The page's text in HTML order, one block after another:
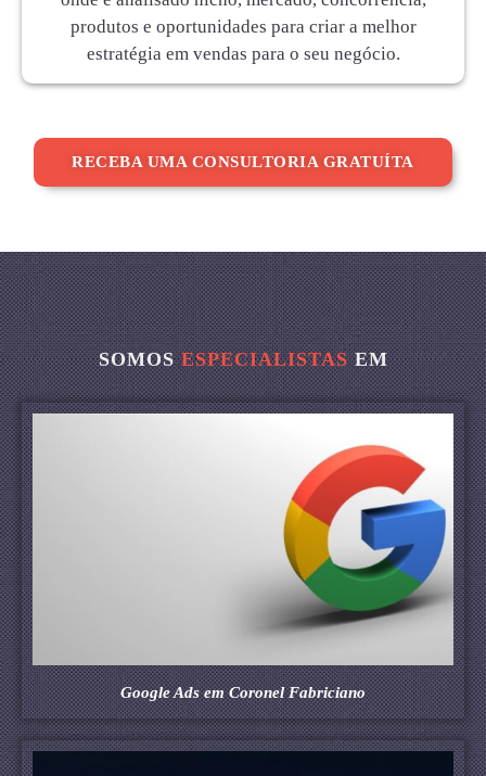
produtos e oportunidades para criar a melhor
estratégia em vendas para o seu negócio.
RECEBA UMA CONSULTORIA GRATUÍTA
SOMOSESPECIALISTASEM
Google Ads em Coronel Fabriciano